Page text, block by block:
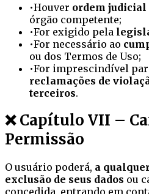
•Houver ordem judicial
órgão competente;
•For exigido pela
•For necessário ao
ou dos Termos de Uso;
•For imprescindível
reclamações de
terceiros.
❌ Capítulo VII –
Permissão
O usuário poderá, a
exclusão de seus dados ou